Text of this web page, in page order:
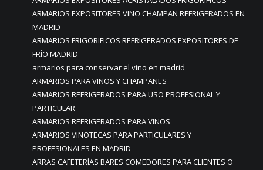
ARMARIOS EXPOSITORES VINO CHAMPAN REFRIGERADOS EN
MADRID
ARMARIOS FRIGORIFICOS REFRIGERADOS EXPOSITORES DE
FRÍO MADRID
armarios para conservar el vino en madrid
ARMARIOS PARA VINOS Y CHAMPANES
ARMARIOS REFRIGERADOS PARA USO PROFESIONAL Y
PARTICULAR
ARMARIOS REFRIGERADOS PARA VINOS
ARMARIOS VINOTECAS PARA PARTICULARES Y
PROFESIONALES EN MADRID
ARRAS CAFETERÍAS BARES COMEDORES PARA CLIENTES O